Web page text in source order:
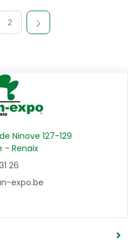
2
Ninove 127-129
- Renaix
26
expo.be